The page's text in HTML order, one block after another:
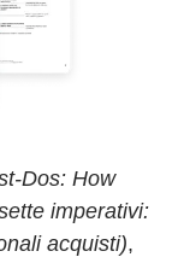
Dos: How
imperativi:
acquisti),